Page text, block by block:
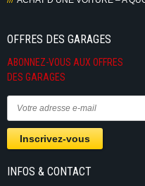
OFFRES DES GARAGES
ABONNEZ-VOUS AUX OFFRES
DES GARAGES
INFOS & CONTACT